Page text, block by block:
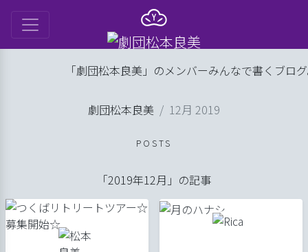
劇団松本良美 12月 2019
「劇団松本良美」のメンバーみんなで書くブログ。
劇団日記
POSTS
「2019年12月」の記事